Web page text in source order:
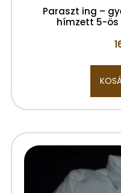
Paraszt ing –
hímzett 5-ös